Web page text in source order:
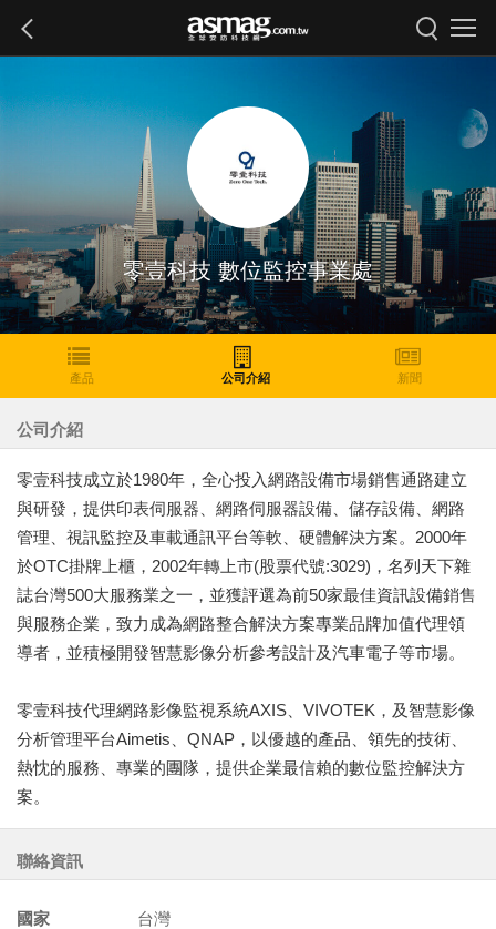
零壹科技 數位監控事業處
產品 公司介紹 新聞
公司介紹
零壹科技成立於1980年，全心投入網路設備市場銷售通路建立
與研發，提供印表伺服器、網路伺服器設備、儲存設備、網路
管理、視訊監控及車載通訊平台等軟、硬體解決方案。2000年
於OTC掛牌上櫃，2002年轉上市(股票代號:3029)，名列天下雜
誌台灣500大服務業之一，並獲評選為前50家最佳資訊設備銷售
與服務企業，致力成為網路整合解決方案專業品牌加值代理領
導者，並積極開發智慧影像分析參考設計及汽車電子等市場。
零壹科技代理網路影像監視系統AXIS、VIVOTEK，及智慧影像
分析管理平台Aimetis、QNAP，以優越的產品、領先的技術、
熱忱的服務、專業的團隊，提供企業最信賴的數位監控解決方
案。
聯絡資訊
國家 台灣